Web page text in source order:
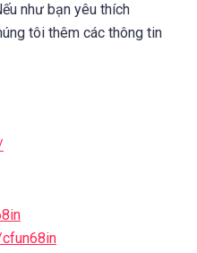
như bạn yêu thích
tôi thêm các thông tin